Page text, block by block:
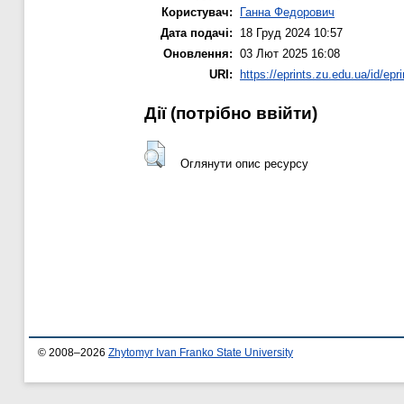
Користувач:
Ганна Федорович
Дата подачі:
18 Груд 2024 10:57
Оновлення: 03 Лют 2025 16:08
URI:
https://eprints.zu.edu.ua/id/
Дії ​​(потрібно ввійти)
Оглянути опис ресурсу
© 2008–2026 Zhytomyr Ivan Franko State University